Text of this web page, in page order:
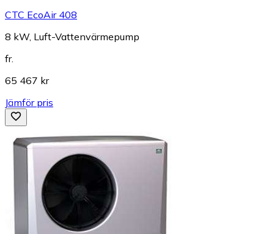
CTC EcoAir 408
8 kW, Luft-Vattenvärmepump
fr.
65 467 kr
Jämför pris